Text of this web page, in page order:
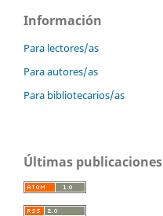
Información
Para lectores/as
Para autores/as
Para bibliotecarios/as
Últimas publicaciones